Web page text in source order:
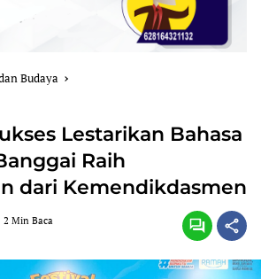
Budaya
Lestarikan Bahasa
Raih
dari Kemendikdasmen
2 Min Baca